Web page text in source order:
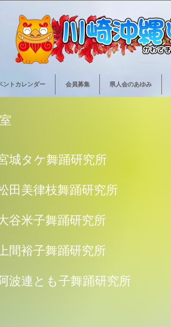
ントカレンダー 会員募集 県人会のあゆみ
城タケ舞踊研究所
美律枝舞踊研究所
米子舞踊研究所
裕子舞踊研究所
連とも子舞踊研究所